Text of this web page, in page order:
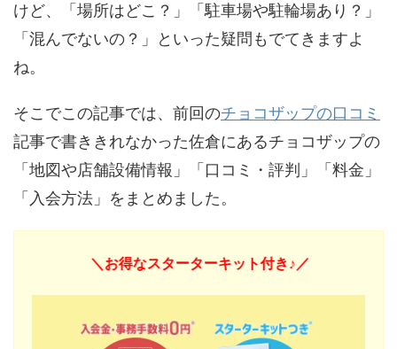
けど、「場所はどこ？」「駐車場や駐輪場あり？」
「混んでないの？」といった疑問もでてきますよ
ね。
そこでこの記事では、前回のチョコザップの口コミ
記事で書ききれなかった佐倉にあるチョコザップの
「地図や店舗設備情報」「口コミ・評判」「料金」
「入会方法」をまとめました。
＼お得なスターターキット付き♪／